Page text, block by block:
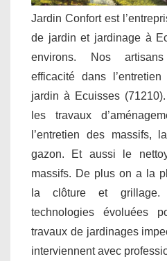
Jardin Confort est
de jardin et jardinage à
environs. Nos
efficacité dans
jardin à Ecuisses
les travaux
l’entretien des
gazon. Et aussi le
massifs. De plus on a la
la clôture et
technologies évoluées
travaux de jardinages
interviennent avec